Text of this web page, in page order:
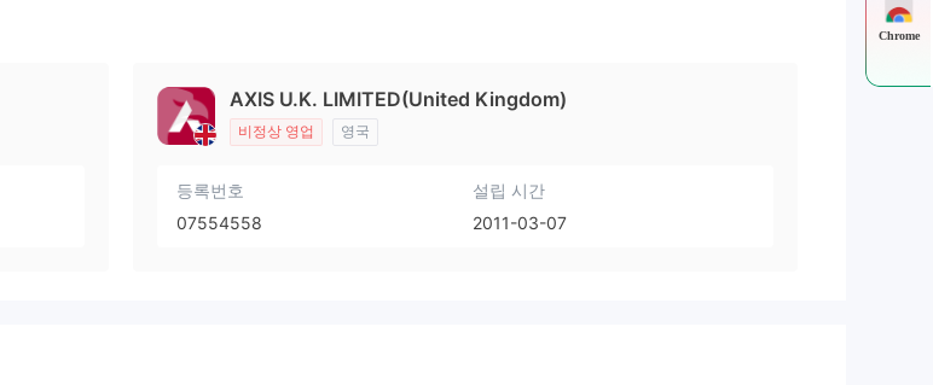
AXIS U.K. LIMITED(United Kingdom)
비정상 영업 영국
등록번호
07554558
설립 시간
2011-03-07
Chrome